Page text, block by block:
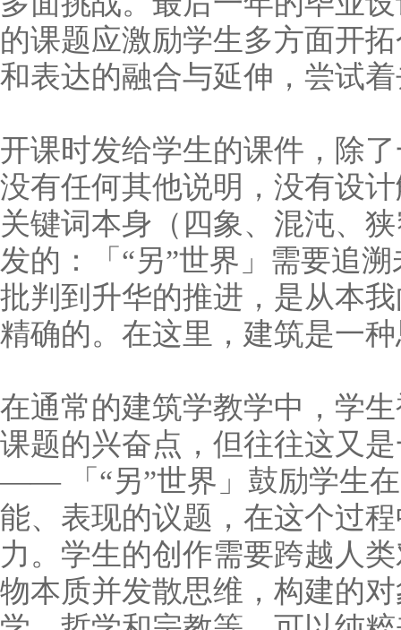
的课题应激励学生多方面开
和表达的融合与延伸，尝试
开课时发给学生的课件，除
没有任何其他说明，没有设
关键词本身（四象、混沌、
发的：
「“另”世界」需要追
批判到升华的推进，是从本
精确的。在这里，建筑是一
在通常的建筑学教学中，学
课题的兴奋点，但往往这又
——
「“另”世界 」鼓励学生
能、表现的议题，在这个过
力。 学生的创作需要跨越人
物本质并发散思维，构建的